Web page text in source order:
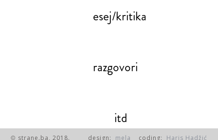
esej/kritika
razgovori
itd
© strane.ba, 2018. design: mela coding: Haris Hadžić